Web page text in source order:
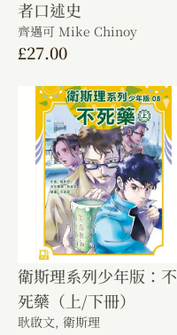
者口述史
齊邁可 Mike Chinoy
£27.00
衛斯理系列少年版：不
死藥（上/下冊）
耿啟文, 衛斯理